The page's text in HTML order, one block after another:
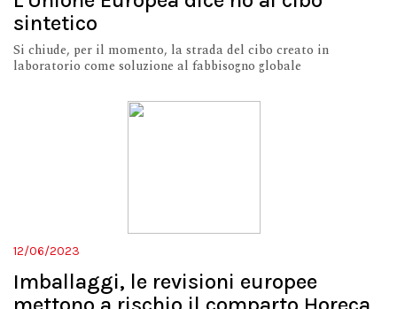
sintetico
Si chiude, per il momento, la strada del cibo creato in
laboratorio come soluzione al fabbisogno globale
12/06/2023
Imballaggi, le revisioni europee